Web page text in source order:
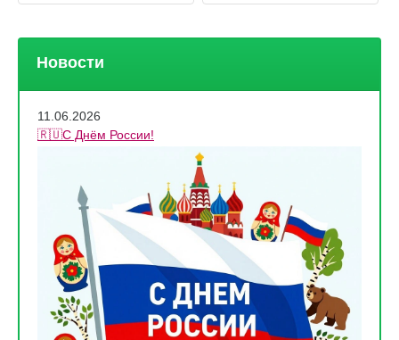
Новости
11.06.2026
🇷🇺С Днём России!